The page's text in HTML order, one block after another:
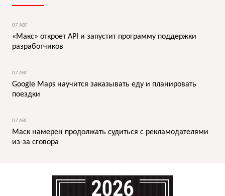
07 АВГ
«Макс» откроет API и запустит программу поддержки
разработчиков
07 АВГ
Google Maps научится заказывать еду и планировать
поездки
07 АВГ
Маск намерен продолжать судиться с рекламодателями
из-за сговора